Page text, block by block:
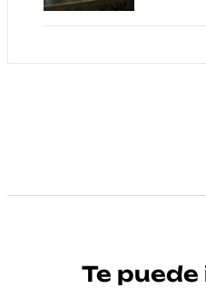
Te